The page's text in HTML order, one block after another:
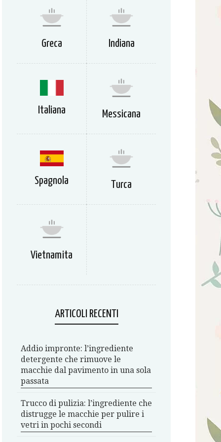
Greca Indiana
Italiana Messicana
Spagnola Turca
Vietnamita
ARTICOLI RECENTI
Addio impronte: l’ingrediente
detergente che rimuove le
macchie dal pavimento in una sola
passata
Trucco di pulizia: l’ingrediente che
distrugge le macchie per pulire i
vetri in pochi secondi